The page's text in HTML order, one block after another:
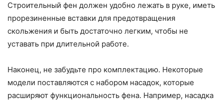
Строительный фен должен удобно лежать в руке, иметь
прорезиненные вставки для предотвращения
скольжения и быть достаточно легким, чтобы не
уставать при длительной работе.
Наконец, не забудьте про комплектацию. Некоторые
модели поставляются с набором насадок, которые
расширяют функциональность фена. Например, насадка